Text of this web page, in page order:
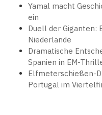
Yamal macht
ein
Duell der
Niederlande
Dramatische
Spanien in EM-
Elfmeterschießen-
Portugal im